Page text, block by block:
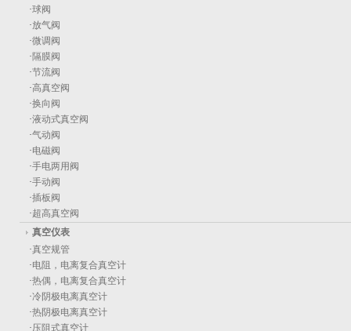
·球阀
·放气阀
·微调阀
· 隔膜阀
·节流阀
·高真空阀
·换向阀
·液动式真空阀
·气动阀
·电磁阀
·手电两用阀
·手动阀
·插板阀
·超高真空阀
真空仪表
·真空规管
·电阻，电离复合真空计
·热偶，电离复合真空计
·冷阴极电离真空计
·热阴极电离真空计
·压阻式真空计